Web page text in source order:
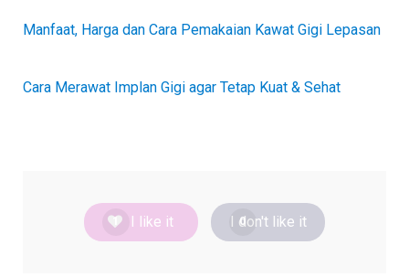
Manfaat, Harga dan Cara Pemakaian Kawat Gigi Lepasan
Cara Merawat Implan Gigi agar Tetap Kuat & Sehat
1 I like it 0
I don't like it